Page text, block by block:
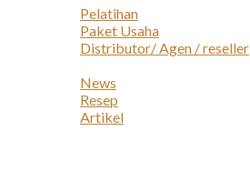
Pelatihan
Paket Usaha
Distributor/ Agen / reseller
News
Resep
Artikel